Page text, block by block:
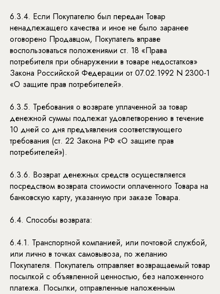
6.3.4. Если Покупателю был передан Товар
ненадлежащего качества и иное не было заранее
оговорено Продавцом, Покупатель вправе
воспользоваться положениями ст. 18 «Права
потребителя при обнаружении в товаре недостатков»
Закона Российской Федерации от 07.02.1992 N 2300-1
«О защите прав потребителей».
6.3.5. Требования о возврате уплаченной за товар
денежной суммы подлежат удовлетворению в течение
10 дней со дня предъявления соответствующего
требования (ст. 22 Закона РФ «О защите прав
потребителей»).
6.3.6. Возврат денежных средств осуществляется
посредством возврата стоимости оплаченного Товара на
банковскую карту, указанную при заказе Товара.
6.4. Способы возврата:
6.4.1. Транспортной компанией, или почтовой службой,
или лично в точках самовывоза, по желанию
Покупателя. Покупатель отправляет возвращаемый товар
посылкой с объявленной ценностью, без наложенного
платежа. Посылки, отправленные наложенным
ПОДПИСАТЬСЯ